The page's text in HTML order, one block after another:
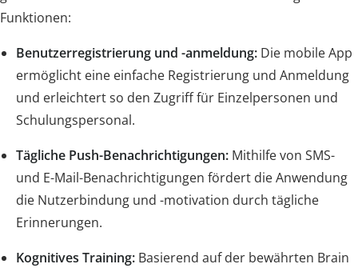
Funktionen:
Benutzerregistrierung und -anmeldung: Die mobile App
ermöglicht eine einfache Registrierung und Anmeldung
und erleichtert so den Zugriff für Einzelpersonen und
Schulungspersonal.
Tägliche Push-Benachrichtigungen: Mithilfe von SMS-
und E-Mail-Benachrichtigungen fördert die Anwendung
die Nutzerbindung und -motivation durch tägliche
Erinnerungen.
Kognitives Training: Basierend auf der bewährten Brain